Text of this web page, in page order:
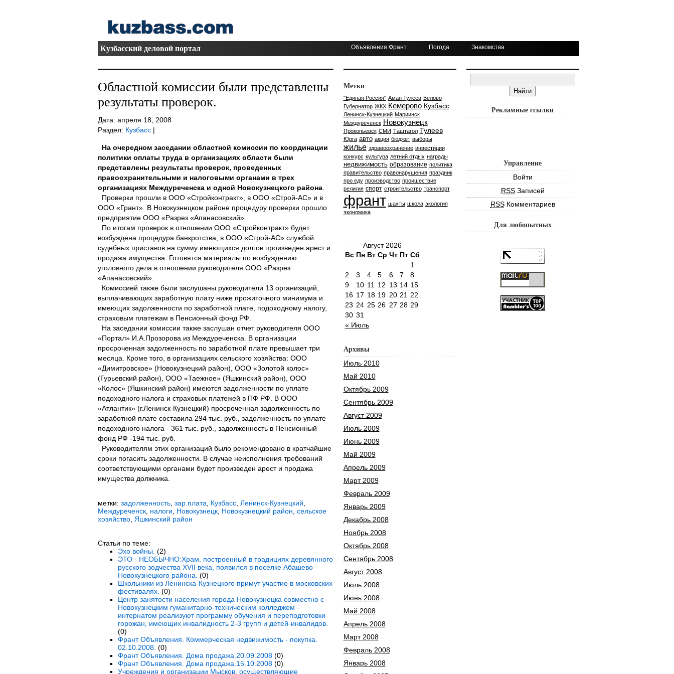
Кузбасский деловой портал Объявления Франт Погода Знакомства
Областной комиссии были представлены
результаты проверок.
Дата: апреля 18, 2008
Раздел: Кузбасс|
На очередном заседании областной комиссии по координации
политики оплаты труда в организациях области были
представлены результаты проверок, проведенных
правоохранительными и налоговыми органами в трех
организациях Междуреченска и одной Новокузнецкого района.
Проверки прошли в ООО «Стройконтракт», в ООО «Строй-АС» и в
ООО «Грант». В Новокузнецком районе процедуру проверки прошло
предприятие ООО «Разрез «Апанасовский».
По итогам проверок в отношении ООО «Стройконтракт» будет
возбуждена процедура банкротства, в ООО «Строй-АС» службой
судебных приставов на сумму имеющихся долгов произведен арест и
продажа имущества. Готовятся материалы по возбуждению
уголовного дела в отношении руководителя ООО «Разрез
«Апанасовский».
Комиссией также были заслушаны руководители 13 организаций,
выплачивающих заработную плату ниже прожиточного минимума и
имеющих задолженности по заработной плате, подоходному налогу,
страховым платежам в Пенсионный фонд РФ.
На заседании комиссии также заслушан отчет руководителя ООО
«Портал» И.А.Прозорова из Междуреченска. В организации
просроченная задолженность по заработной плате превышает три
месяца. Кроме того, в организациях сельского хозяйства: ООО
«Димитровское» (Новокузнецкий район), ООО «Золотой колос»
(Гурьевский район), ООО «Таежное» (Яшкинский район), ООО
«Колос» (Яшкинский район) имеются задолженности по уплате
подоходного налога и страховых платежей в ПФ РФ. В ООО
«Атлантик» (г.Ленинск-Кузнецкий) просроченная задолженность по
заработной плате составила 294 тыс. руб., задолженность по уплате
подоходного налога - 361 тыс. руб., задолженность в Пенсионный
фонд РФ -194 тыс. руб.
Руководителям этих организаций было рекомендовано в кратчайшие
сроки погасить задолженности. В случае неисполнения требований
соответствующими органами будет произведен арест и продажа
имущества должника.
метки: задолженность, зар.плата Кузбасс, Ленинск-Кузнецкий
Междуреченск, налоги Новокузнецк, Новокузнецкий район сельское
хозяйство, Яшкинский район
Статьи по теме:
Эхо войны. (2)
ЭТО - НЕОБЫЧНО:Храм, построенный в традициях деревянного
русского зодчества XVII века, появился в поселке Абашево
Новокузнецкого района. (0)
Школьники из Ленинска-Кузнецкого примут участие в московских
фестивалях. (0)
Центр занятости населения города Новокузнецка совместно с
Новокузнецким гуманитарно-техническим колледжем -
интернатом реализуют программу обучения и переподготовки
горожан, имеющих инвалидность 2-3 групп и детей-инвалидов.
(0)
Франт Объявления. Коммерческая недвижимость - покупка.
02.10.2008. (0)
Франт Объявления. Дома продажа.20.09.2008(0)
Франт Объявления. Дома продажа.15.10.2008(0)
Учреждения и организации Мысков, осуществляющие
Метки
"Единая Россия" Аман Тулеев Белово
Губернатор ЖКХ Кемерово Кузбасс
Ленинск-Кузнецкий Мариинск
Междуреченск Новокузнецк
Прокопьевск СМИ Таштагол Тулеев
Юрга авто акция бюджет выборы
жилье здравоохранение инвестиции
конкурс культура летний отдых награды
недвижимость образование политика
правительство правонарушения праздник
про еду производство проишествие
религия спорт строительство транспорт
франт шахты школа экология
экономика
Август 2026
Вс Пн Вт Ср Чт Пт Сб
« Июль
1
2
3 4 5 6 7
8
9
10 11 12 13 14 15
16 17 18 19 20 21 22
23 24 25 26 27 28 29
30 31
Архивы
Июль 2010
Май 2010
Октябрь 2009
Сентябрь 2009
Август 2009
Июль 2009
Июнь 2009
Май 2009
Апрель 2009
Март 2009
Февраль 2009
Январь 2009
Декабрь 2008
Ноябрь 2008
Октябрь 2008
Сентябрь 2008
Август 2008
Июль 2008
Июнь 2008
Май 2008
Апрель 2008
Март 2008
Февраль 2008
Январь 2008
Рекламные ссылки
Управление
Войти
RSSЗаписей
RSSКомментариев
Для любопытных